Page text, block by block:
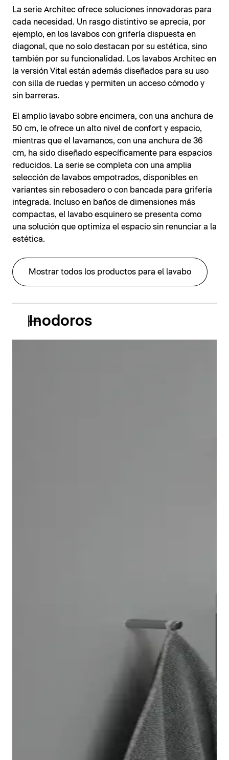
La serie Architec ofrece soluciones innovadoras para
cada necesidad. Un rasgo distintivo se aprecia, por
ejemplo, en los lavabos con grifería dispuesta en
diagonal, que no solo destacan por su estética, sino
también por su funcionalidad. Los lavabos Architec en
la versión Vital están además diseñados para su uso
con silla de ruedas y permiten un acceso cómodo y
sin barreras.
El amplio lavabo sobre encimera, con una anchura de
50 cm, le ofrece un alto nivel de confort y espacio,
mientras que el lavamanos, con una anchura de 36
cm, ha sido diseñado específicamente para espacios
reducidos. La serie se completa con una amplia
selección de lavabos empotrados, disponibles en
variantes sin rebosadero o con bancada para grifería
integrada. Incluso en baños de dimensiones más
compactas, el lavabo esquinero se presenta como
una solución que optimiza el espacio sin renunciar a la
estética.
Mostrar todos los productos para el lavabo
Inodoros
El inodoro suspendido Architec se instala rápida y
fácilmente gracias al sistema de fijación Durafix, que
queda totalmente oculto tras el montaje.
Opcionalmente, puede equipar el inodoro con la
Duravit Rimless ®. Además,
también encontrará un bidé Architec a juego.